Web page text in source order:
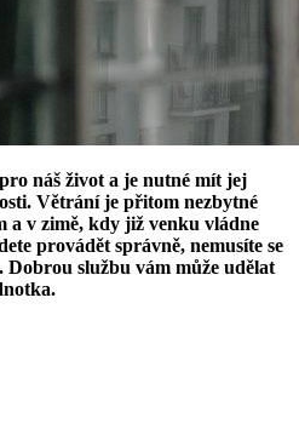
náš život a je nutné mít jej
Větrání je přitom nezbytné
a v zimě, kdy již venku vládne
provádět správně, nemusíte se
službu vám může udělat